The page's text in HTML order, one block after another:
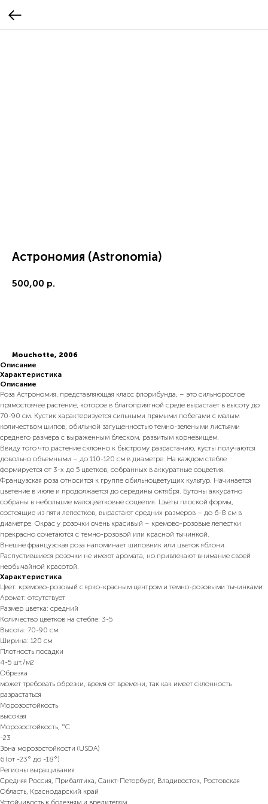
Астрономия (Astronomia)
500,00 р.
Mouchotte, 2006
Описание
Характеристика
Описание
Роза Астрономия, представляющая класс флорибунда, – это сильнорослое
прямостоячее растение, которое в благоприятной среде вырастает в высоту до
70-90 см. Кустик характеризуется сильными прямыми побегами с малым
количеством шипов, обильной загущенностью темно-зелеными листьями
среднего размера с выраженным блеском, развитым корневищем.
Ввиду того что растение склонно к быстрому разрастанию, кусты получаются
довольно объемными – до 110-120 см в диаметре. На каждом стебле
формируется от 3-х до 5 цветков, собранных в аккуратные соцветия.
Французская роза относится к группе обильноцветущих культур. Начинается
цветение в июле и продолжается до середины октября. Бутоны аккуратно
собраны в небольшие малоцветковые соцветия. Цветы плоской формы,
состоящие из пяти лепестков, вырастают средних размеров – до 6-8 см в
диаметре. Окрас у розочки очень красивый – кремово-розовые лепестки
прекрасно сочетаются с темно-розовой или красной тычинкой.
Внешне французская роза напоминает шиповник или цветок яблони.
Распустившиеся розочки не имеют аромата, но привлекают внимание своей
необычайной красотой.
Характеристика
Цвет: кремово-розовый с ярко-красным центром и темно-розовыми тычинками
Аромат: отсутствует
Размер цветка: средний
Количество цветков на стебле: 3-5
Высота: 70-90 см
Ширина: 120 см
Плотность посадки
4-5 шт./м2
Обрезка
может требовать обрезки, время от времени, так как имеет склонность
разрастаться
Морозостойкость
высокая
Морозостойкость, °C
-23
Зона морозостойкости (USDA)
6 (от -23° до -18°)
Регионы выращивания
Средняя Россия, Прибалтика, Санкт-Петербург, Владивосток, Ростовская
Область, Краснодарский край
Устойчивость к болезням и вредителям